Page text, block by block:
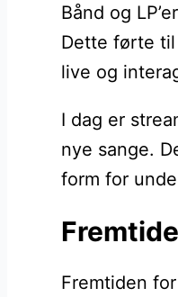
Bånd og
Dette førte
live og
I dag er
nye sange.
form for
Fremtiden